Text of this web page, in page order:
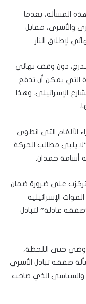
المسألة، بعدما
والأسرى، مقابل
لإطلاق النار.
دون وقف نهائي
التي يمكن أن تدفع
الإسرائيلي. وهذا
الألغام التي انطوى
يلبي مطالب الحركة
أسامة حمدان.
تركزت على ضرورة ضمان
الإسرائيلية
عادلة” لتبادل
حتى اللحظة،
صفقة تبادل الأسرى
والسياسي الذي صاحب